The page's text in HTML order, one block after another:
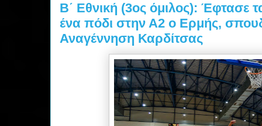
Β΄ Εθνική (3ος όμιλος): Έφτασε
ένα πόδι στην Α2 ο Ερμής,
Αναγέννηση Καρδίτσας